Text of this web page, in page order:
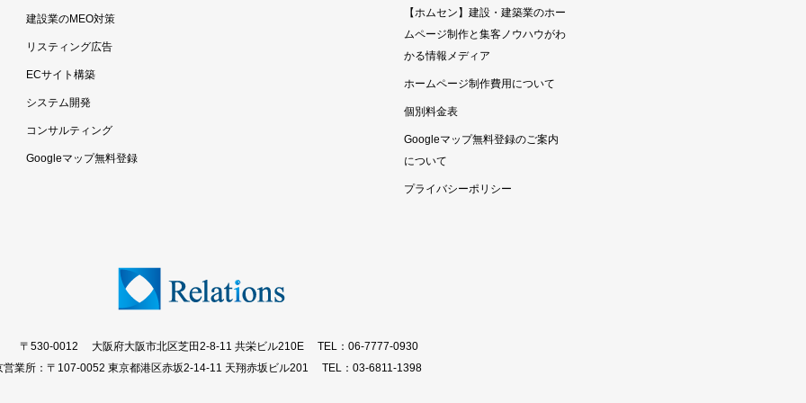
建設業のMEO対策
リスティング広告
ECサイト構築
システム開発
コンサルティング
Googleマップ無料登録
【ホムセン】建設・建築業のホー
ムページ制作と集客ノウハウがわ
かる情報メディア
ホームページ制作費用について
個別料金表
Googleマップ無料登録のご案内
について
プライバシーポリシー
〒530-0012 大阪府大阪市北区芝田2-8-11 共栄ビル210E
TEL：06-7777-0930
営業所：〒107-0052 東京都港区赤坂2-14-11 天翔赤坂ビル201
TEL：03-6811-1398